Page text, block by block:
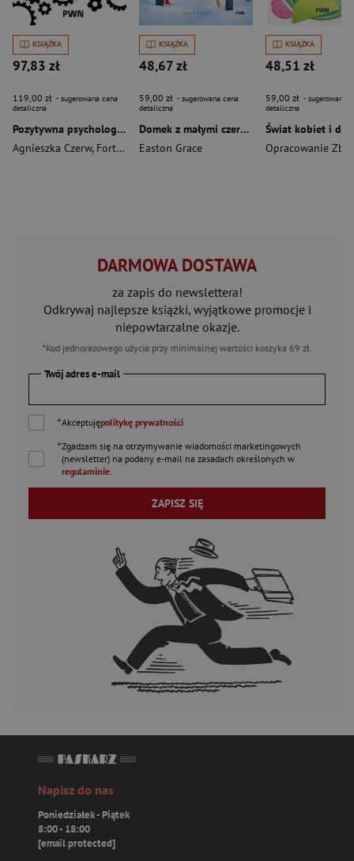
KSIĄŻKA
97,83 zł
119,00 zł - sugerowana cena
detaliczna
Pozytywna psychologia pracy i organizacji
Agnieszka Czerw, Fortuna Paweł
KSIĄŻKA
48,67 zł
59,00 zł - sugerowana cena
detaliczna
Domek z małymi czerwonymi drzwiami
Easton Grace
KSIĄŻKA
48,51 zł
59,00 zł - sugerowana
detaliczna
Opracowanie
DARMOWA DOSTAWA
za zapis do newslettera!
Odkrywaj najlepsze książki, wyjątkowe promocje i
niepowtarzalne okazje.
*Kod jednorazowego użycia przy minimalnej wartości koszyka 69 zł.
Twój adres e-mail
*Akceptujępolitykę prywatności
*Zgadzam się na otrzymywanie wiadomości marketingowych
(newsletter) na podany e-mail na zasadach określonych w
regulaminie
ZAPISZ SIĘ
Napisz do nas
Poniedziałek - Piątek
8:00 - 18:00
[email protected]